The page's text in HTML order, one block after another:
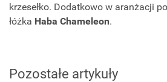
krzesełko. Dodatkowo w aranżacji
łóżka Haba Chameleon.
Pozostałe artykuły